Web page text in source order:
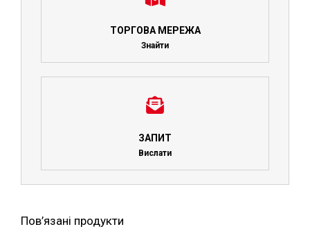
ТОРГОВА МЕРЕЖА
Знайти
ЗАПИТ
Вислати
Пов’язані продукти